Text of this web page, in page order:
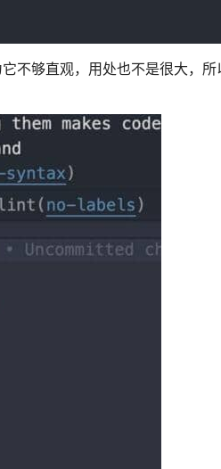
不够直观，用处也不是很大，